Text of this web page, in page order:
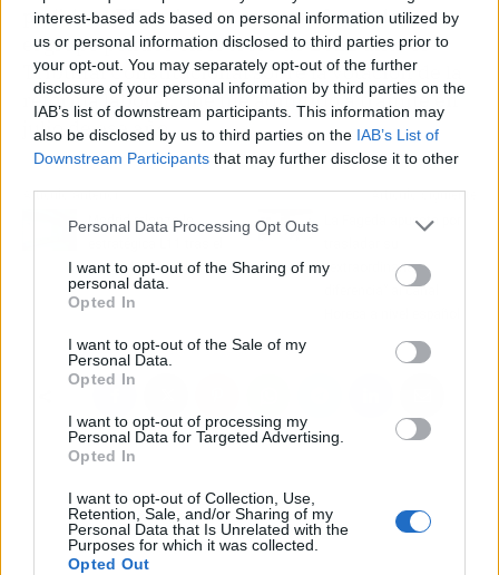
interest-based ads based on personal information utilized by
us or personal information disclosed to third parties prior to
your opt-out. You may separately opt-out of the further
disclosure of your personal information by third parties on the
IAB’s list of downstream participants. This information may
also be disclosed by us to third parties on the IAB’s List of
Downstream Participants that may further disclose it to other
Personal Data Processing Opt Outs
I want to opt-out of the Sharing of my
personal data.
Opted In
I want to opt-out of the Sale of my
Personal Data.
Opted In
I want to opt-out of processing my
Personal Data for Targeted Advertising.
Opted In
I want to opt-out of Collection, Use,
Retention, Sale, and/or Sharing of my
Personal Data that Is Unrelated with the
Purposes for which it was collected.
Opted Out
pedido al PP retirar el recurso formuladopor
el grupo político en febrero de 2022 ante el
Tribunal Constitucional sobre la votación de la
reforma laboral, que fue admitido a trámite en
julio de ese año.
Artículo anterior
Madrid relanza la
parón de la pandemia
Artículo siguiente
La Fageda apuesta por
“extraordinaria
diferencia” al canal